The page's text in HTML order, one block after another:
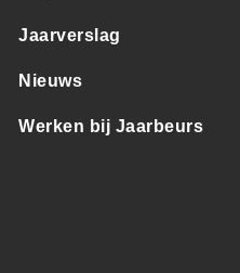
Jaarverslag
Nieuws
Werken bij Jaarbeurs